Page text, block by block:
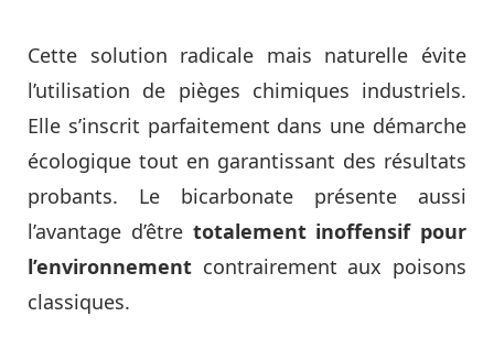
Cette solution radicale mais naturelle évite
l’utilisation de pièges chimiques industriels.
Elle s’inscrit parfaitement dans une démarche
écologique tout en garantissant des résultats
probants. Le bicarbonate présente aussi
l’avantage d’être totalement inoffensif pour
l’environnement contrairement aux poisons
classiques.